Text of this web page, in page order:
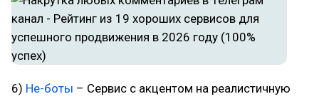
6) Не-боты – Сервис с акцентом на реалистичную